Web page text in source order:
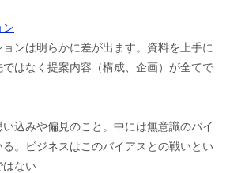
ン
ンは明らかに差が出ます。資料を上手に
はなく提案内容（構成、企画）が全てで
込みや偏見のこと。中には無意識のバイ
。ビジネスはこのバイアスとの戦いとい
はない